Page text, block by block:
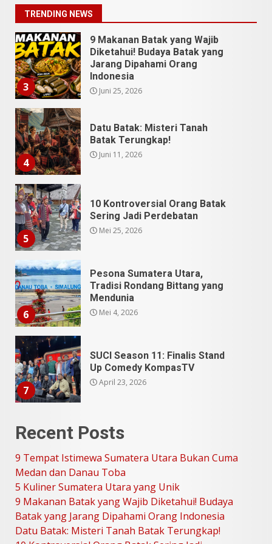
TRENDING NEWS
2
Juli 13, 2026
3
9 Makanan Batak yang Wajib
Diketahui! Budaya Batak yang
Jarang Dipahami Orang
Indonesia
Juni 25, 2026
4
Datu Batak: Misteri Tanah
Batak Terungkap!
Juni 11, 2026
5
10 Kontroversial Orang Batak
Sering Jadi Perdebatan
Mei 25, 2026
6
Pesona Sumatera Utara,
Tradisi Rondang Bittang yang
Mendunia
Mei 4, 2026
7
SUCI Season 11: Finalis Stand
Up Comedy KompasTV
April 23, 2026
9 Tempat Istimewa Sumatera
Utara Bukan Cuma Medan dan
Juli 31, 2026
5 Kuliner Sumatera Utara yang
Unik
Juli 13, 2026
Recent Posts
9 Tempat Istimewa Sumatera Utara Bukan Cuma
Medan dan Danau Toba
5 Kuliner Sumatera Utara yang Unik
9 Makanan Batak yang Wajib Diketahui! Budaya
Batak yang Jarang Dipahami Orang Indonesia
Datu Batak: Misteri Tanah Batak Terungkap!